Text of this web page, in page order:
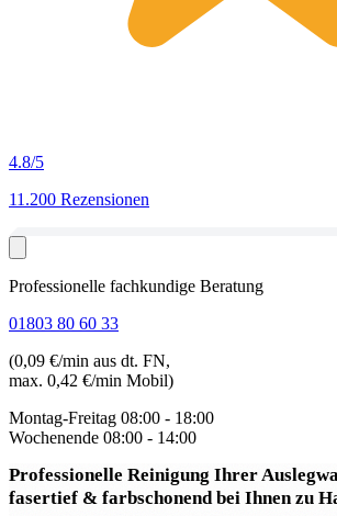
4.8/5
11.200 Rezensionen
Professionelle fachkundige Beratung
01803 80 60 33
(0,09 €/min aus dt. FN,
max. 0,42 €/min Mobil)
Montag-Freitag 08:00 - 18:00
Wochenende 08:00 - 14:00
Professionelle Reinigung Ihrer
fasertief & farbschonend bei Ihnen zu